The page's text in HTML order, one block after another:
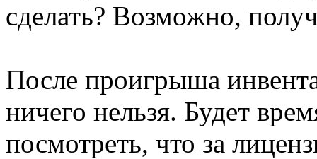
сделать? Возможно,
После проигрыша
ничего нельзя. Будет
посмотреть, что за